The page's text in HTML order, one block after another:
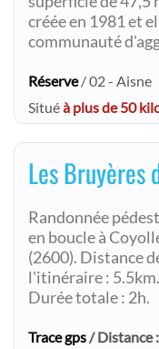
créée en 1981 et
communauté
Réserve/ 02 - Aisne
Situéà plus de 50
Les Bruyères
Randonnée
en boucle à
(2600). Distance
l'itinéraire : 5.5km.
Durée totale : 2h.
Trace gps/ Distance :